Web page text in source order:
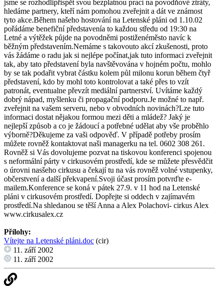
jsme se rozhodlipřispět svou bezplatnou prací na povodňové ztráty,
hledáme partnery, kteří nám pomohou zveřejnit a dát ve známost
tyto akce.Během našeho hostování na Letenské pláni od 1.10.02
pořádáme benefiční představenía to každou středu od 19:30 na
Letné a výtěžek půjde na povodněmi postiženéměsto navíc k
běžným představením.Nemáme s takovouto akcí zkušenosti, proto
vás žádáme o radu jak si nejlépe počínat,jak tuto informaci zveřejnit
tak, aby tato představení byla navštěvována v hojném počtu, mohlo
by se tak podařit vybrat částku kolem půl milonu korun během čtyř
představení, kdo by mohl toto kontrolovat a také přes to vzít
patronát, eventualne převzít mediální partnerství. Uvítáme každý
dobrý nápad, myšlenku či propagační podporu.Je možné to např.
zveřejnit na vašem serveru, nebo v obvodních novinách?Lze tuto
informaci dostat nějakou formou mezi děti a mládež? Jaký je
nejlepší způsob a co je žádoucí a potřebné udělat aby vše proběhlo
výborně?Děkujeme za vaši odpověď. V případě potřeby prosím
můžete rovněž kontaktovat naši managerku na tel. 0602 308 261.
Rovněž si Vás dovolujeme pozvat na tiskovou konferenci spojenou
s neformální párty v cirkusovém prostředí, kde se můžete přesvědčit
o úrovni nasšeho cirkusu a čekají tu na vás rovněž volné vstupenky,
občerstvení a další překvapení.Svoji účast prosím potvrďte e-
mailem.Konference se koná v pátek 27.9. v 11 hod na Letenské
pláni v cirkusovém prostředí. Dopřejte si oddech v zajímavém
prostředí.Na shledanou se těší Anna a Alex Polachovi- cirkus Alex
www.cirkusalex.cz
Přílohy:
Vítejte na Letenské pláni.doc (cir)
11. září 2002
11. září 2002